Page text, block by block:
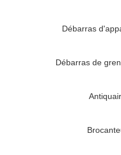
Débarras
Débarras de